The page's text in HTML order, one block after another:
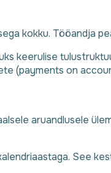
kokku. Tööandja
keerulise
(payments on
aruandlusele
See